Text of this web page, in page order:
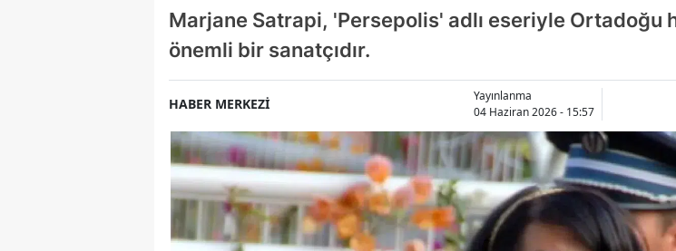
Marjane Satrapi, 'Persepolis' adlı eseriyle Ortadoğu
önemli bir sanatçıdır.
HABER MERKEZİ
Yayınlanma
04 Haziran 2026 - 15:57